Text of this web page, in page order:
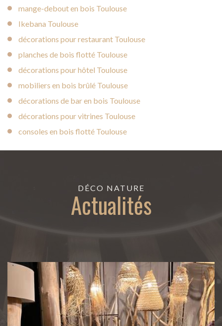
mange-debout en bois Toulouse
Ikebana Toulouse
décorations pour restaurant Toulouse
planches de bois flotté Toulouse
décorations pour hôtel Toulouse
mobiliers en bois brûlé Toulouse
décorations de bar en bois Toulouse
décorations pour vitrines Toulouse
consoles en bois flotté Toulouse
DÉCO NATURE
Actualités